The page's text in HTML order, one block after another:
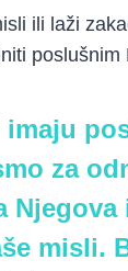
ili laži
poslušnim
imaju
za
Njegova
misli.